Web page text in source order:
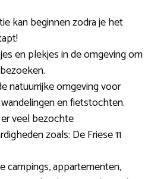
kan beginnen zodra je het
en plekjes in de omgeving om
natuurrijke omgeving voor
en fietstochten.
veel bezochte
zoals: De Friese 11
campings, appartementen,